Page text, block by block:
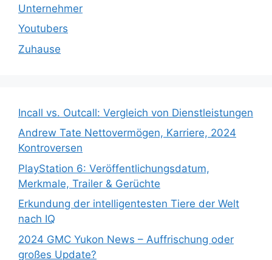
Unternehmer
Youtubers
Zuhause
Incall vs. Outcall: Vergleich von Dienstleistungen
Andrew Tate Nettovermögen, Karriere, 2024
Kontroversen
PlayStation 6: Veröffentlichungsdatum,
Merkmale, Trailer & Gerüchte
Erkundung der intelligentesten Tiere der Welt
nach IQ
2024 GMC Yukon News – Auffrischung oder
großes Update?